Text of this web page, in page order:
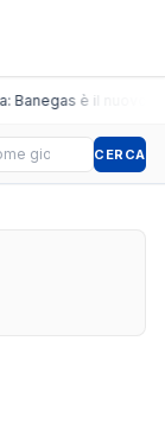
Banegas è il nuovo
CERCA